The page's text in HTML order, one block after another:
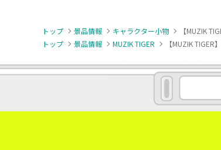
トップ 景品情報 キャラクター小物
【MUZIK
トップ
景品情報 MUZIK TIGER 【MUZIK